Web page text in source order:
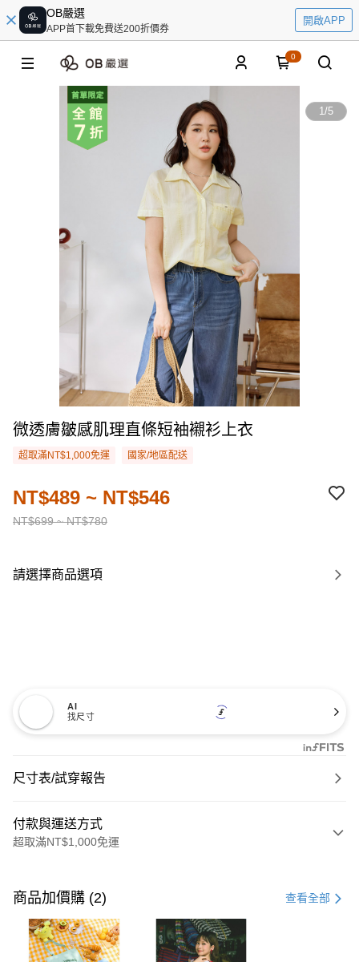
OB嚴選
APP首下載免費送200折價券
開啟APP
0
1/5
微透膚皺感肌理直條短袖襯衫上衣
超取滿NT$1,000免運 國家/地區配送
NT$699 ~ NT$780
NT$489 ~ NT$546
請選擇商品選項
AI
找尺寸
尺寸表/試穿報告
付款與運送方式
超取滿NT$1,000免運
信用卡一次付款
購物金
超商取貨付款
商品加價購 (2) 查看全部